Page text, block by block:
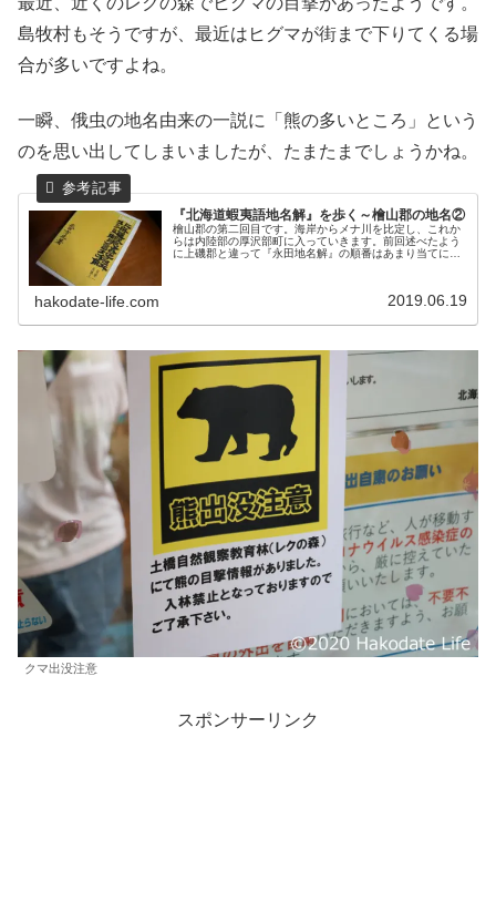
島牧村もそうですが、最近はヒグマが街まで下りてくる場
合が多いですよね。
一瞬、俄虫の地名由来の一説に「熊の多いところ」という
のを思い出してしまいましたが、たまたまでしょうかね。
『北海道蝦夷語地名解』を歩く～檜山郡の地名②
檜山郡の第二回目です。海岸からメナ川を比定し、これか
らは内陸部の厚沢部町に入っていきます。前回述べたよう
に上磯郡と違って『永田地名解』の順番はあまり当てにな
hakodate-life.com 2019.06.19
クマ出没注意
スポンサーリンク